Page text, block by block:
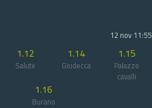
12 nov 11:55
1.12
Salute
1.14
Giudecca
1.15
Palazzo
cavalli
1.16
Burano